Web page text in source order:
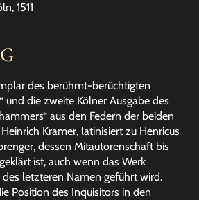
1511
des berühmt-berüchtigten
und die zweite Kölner Ausgabe des
aus den Federn der beiden
Kramer, latinisiert zu Henricus
dessen Mitautorenschaft bis
ist, auch wenn das Werk
letzteren Namen geführt wird.
Position des Inquisitors in den